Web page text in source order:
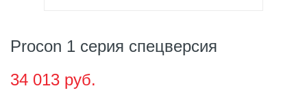
Procon 1 серия спецверсия
34 013 руб.